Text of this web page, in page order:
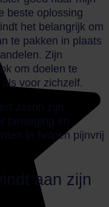
beste oplossing
het belangrijk om
te pakken in plaats
Zijn
om doelen te
voor zichzelf.
Jason zijn
beweging en
te helpen pijnvrij
aan zijn